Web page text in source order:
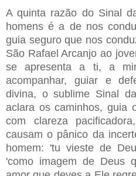
A quinta razão do Sinal
homens é a de nos
guia seguro que nos
São Rafael Arcanjo ao
se apresenta a ti, a
acompanhar, guiar e
divina, o sublime Sinal
aclara os caminhos, guia
com clareza
causam o pânico da
homem: 'tu vieste de
'como imagem de Deus